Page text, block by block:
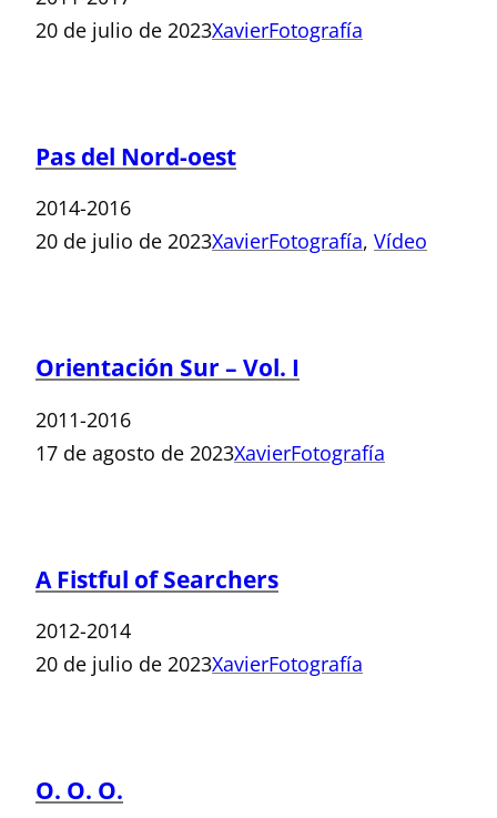
20 de julio de 2023XavierFotografía
Pas del Nord-oest
2014-2016
20 de julio de 2023XavierFotografía, Vídeo
Orientación Sur – Vol. I
2011-2016
17 de agosto de 2023XavierFotografía
A Fistful of Searchers
2012-2014
20 de julio de 2023XavierFotografía
O. O. O.